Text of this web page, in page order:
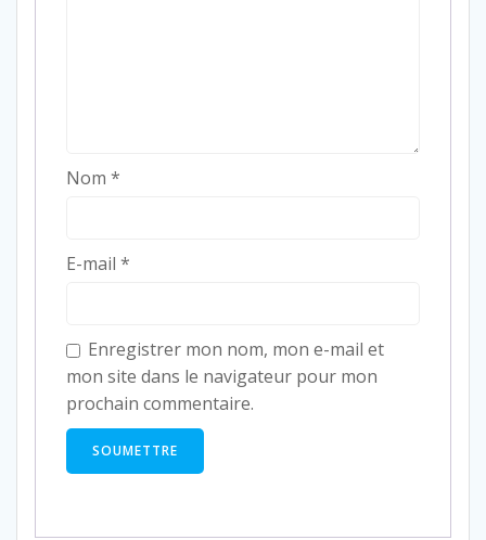
Nom *
E-mail *
Enregistrer mon nom, mon e-mail et
mon site dans le navigateur pour mon
prochain commentaire.